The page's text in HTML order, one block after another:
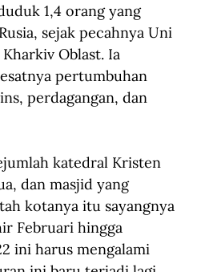
1,4 orang yang
sejak pecahnya Uni
Oblast. Ia
pertumbuhan
perdagangan, dan
katedral Kristen
dan masjid yang
kotanya itu sayangnya
Februari hingga
ini harus mengalami